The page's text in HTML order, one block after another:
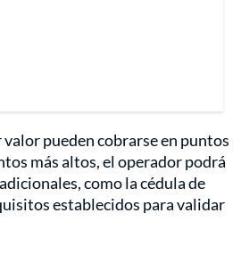
pueden cobrarse en puntos
más altos, el operador podrá
como la cédula de
establecidos para validar